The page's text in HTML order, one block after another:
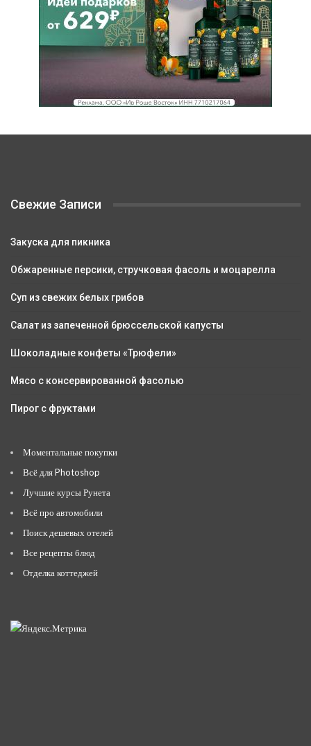
Свежие Записи
Закуска для пикника
Обжаренные персики, стручковая фасоль и моцарелла
Суп из свежих белых грибов
Салат из запеченной брюссельской капусты
Шоколадные конфеты «Трюфели»
Мясо с консервированной фасолью
Пирог с фруктами
Моментальные покупки
Всё для Photoshop
Лучшие курсы Рунета
Всё про автомобили
Поиск дешевых отелей
Все рецепты блюд
Отделка коттеджей